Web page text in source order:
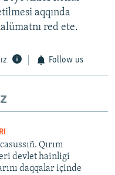
aqqında
red ete.
Follow us
Qırım
devlet hainligi
daqqalar içinde